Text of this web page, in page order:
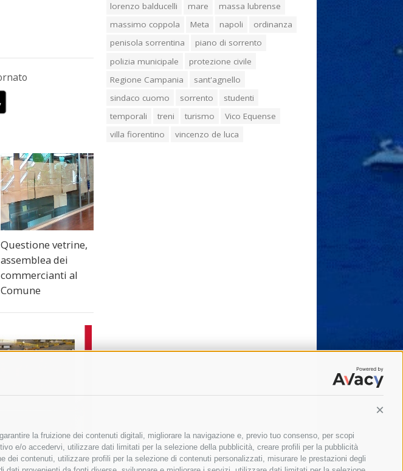
la fruizione dei contenuti digitali, migliorare la navigazione e, previo tuo consenso, per scopi
e/o accedervi, utilizzare dati limitati per la selezione della pubblicità, creare profili per la pubblicità
contenuti, utilizzare profili per la selezione di contenuti personalizzati, misurare le prestazioni degli
Questione vetrine,
assemblea dei
commercianti al
Comune
lorenzo balducelli
mare
massa lubrense
massimo coppola
Meta napoli
ordinanza
penisola sorrentina
piano di sorrento
polizia municipale
protezione civile
Regione Campania
sant'agnello
sindaco cuomo
sorrento
studenti
temporali
treni turismo
Vico Equense
villa fiorentino
vincenzo de luca